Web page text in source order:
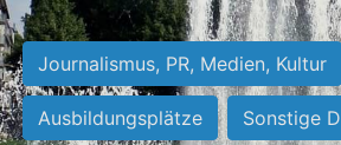
Journalismus, PR, Medien, Kultur
Ausbildungsplätze Sonstige